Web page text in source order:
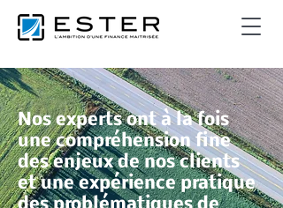
Nos experts ont à la fois
une compréhension fine
des enjeux de nos clients
etune expérience pratique